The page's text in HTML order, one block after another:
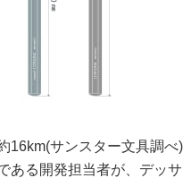
16km(サンスター文具調べ
ある開発担当者が、デッ